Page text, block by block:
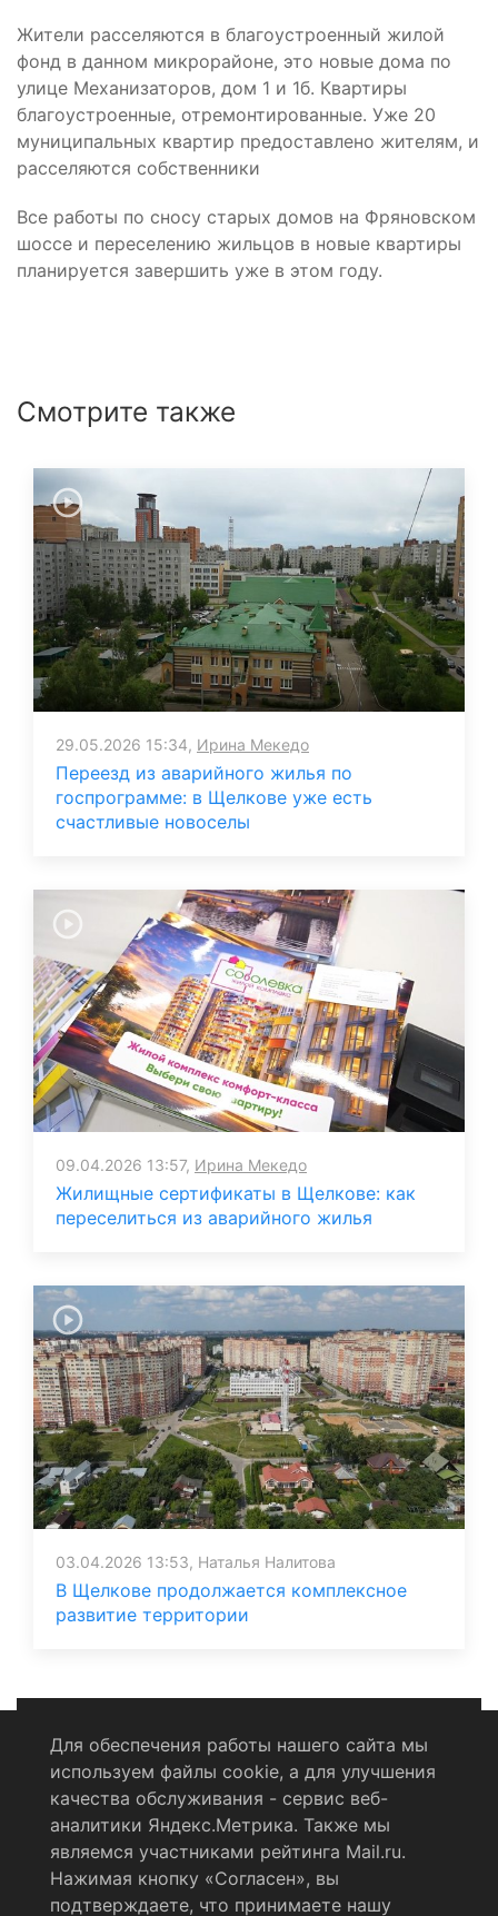
Жители расселяются в благоустроенный жилой
фонд в данном микрорайоне, это новые дома по
улице Механизаторов, дом 1 и 1б. Квартиры
благоустроенные, отремонтированные. Уже 20
муниципальных квартир предоставлено жителям, и
расселяются собственники
Все работы по сносу старых домов на Фряновском
шоссе и переселению жильцов в новые квартиры
планируется завершить уже в этом году.
Смотрите также
29.05.2026 15:34, Ирина Мекедо
Переезд из аварийного жилья по
госпрограмме: в Щелкове уже есть
счастливые новоселы
09.04.2026 13:57, Ирина Мекедо
Жилищные сертификаты в Щелкове: как
переселиться из аварийного жилья
03.04.2026 13:53, Наталья Налитова
В Щелкове продолжается комплексное
развитие территории
Политика конфиденциальности
Согласие на обработку персональных данных
RSS-лента
Для обеспечения работы нашего сайта мы
используем файлы cookie, а для улучшения
качества обслуживания - сервис веб-
аналитики Яндекс.Метрика. Также мы
являемся участниками рейтинга Mail.ru.
Нажимая кнопку «Согласен», вы
подтверждаете, что принимаете нашу